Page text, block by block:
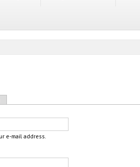
e-mail address.